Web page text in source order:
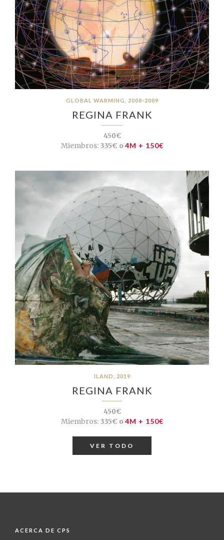
GLOBAL WARMING, 2008-2009
REGINA FRANK
450€
Miembros:335€ o 4M + 150€
ILAND, 2019
REGINA FRANK
450€
Miembros:335€ o 4M + 150€
VER TODO
ACERCA DE CPS